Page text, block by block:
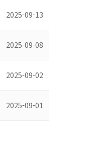
2025-09-13
2025-09-08
2025-09-02
2025-09-01